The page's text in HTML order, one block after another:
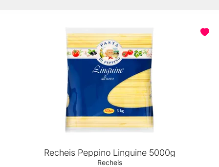
Recheis Peppino Linguine 5000g
Recheis